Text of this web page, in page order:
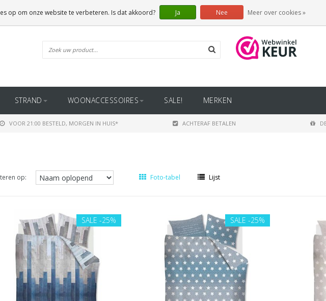
STRAND WOONACCESSOIRES SALE! MERKEN
VOOR 21:00 BESTELD, MORGEN IN HUIS* ACHTERAF BETALEN
op: Foto-tabel Lijst
SALE -25% SALE-25%
op om onze website te verbeteren. Is dat akkoord? Ja Nee Meer over cookies »